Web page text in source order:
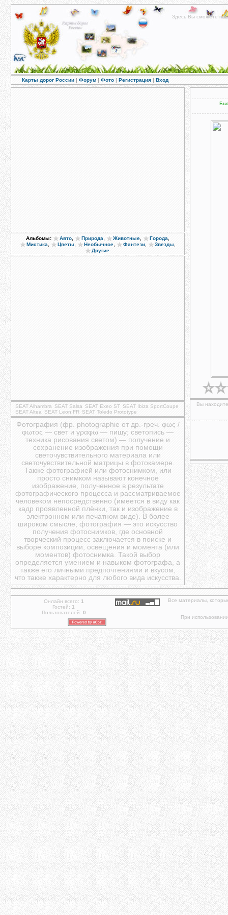
Здесь Вы сможете
Карты дорог России | Форум | Фото | Регистрация | Вход
Альбомы: Авто Природа Животные Города
Мистика Цветы Необычное Фэнтези Звезды
Другие.
SEAT Alhambra SEAT Salsa SEAT Exeo ST SEAT Ibiza SportCoupe
SEAT Altea SEAT Leon FR SEAT Toledo Prototype
Фотография (фр. photographie от др.-греч. φως /
φωτος — свет и γραφω — пишу; светопись —
техника рисования светом) — получение и
сохранение изображения при помощи
светочувствительного материала или
светочувствительной матрицы в фотокамере.
Также фотографией или фотоснимком, или
просто снимком называют конечное
изображение, полученное в результате
фотографического процесса и рассматриваемое
человеком непосредственно (имеется в виду как
кадр проявленной плёнки, так и изображение в
электронном или печатном виде). В более
широком смысле, фотография — это искусство
получения фотоснимков, где основной
творческий процесс заключается в поиске и
выборе композиции, освещения и момента (или
моментов) фотоснимка. Такой выбор
определяется умением и навыком фотографа, а
также его личными предпочтениями и вкусом,
что также характерно для любого вида искусства.
Вы
Онлайн всего: 1
Гостей: 1
Пользователей: 0
Все материалы,
При